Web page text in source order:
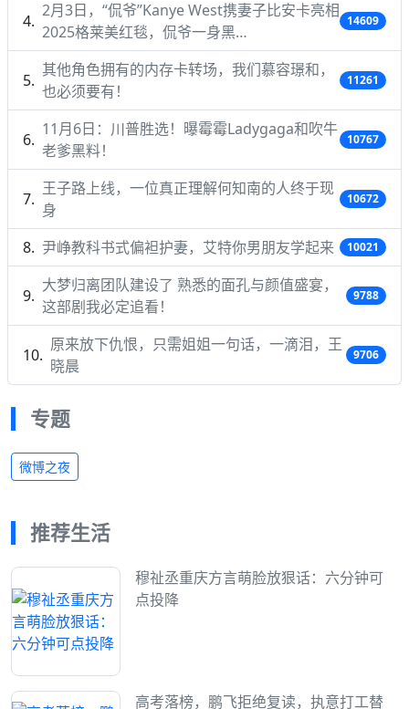
2月3日，“侃爷”Kanye West携妻子比安卡亮相
2025格莱美红毯，侃爷一身黑…
14609
其他角色拥有的内存卡转场，我们慕容璟和，
也必须要有！
11261
11月6日：川普胜选！曝霉霉Ladygaga和吹牛
老爹黑料！
10767
王子路上线，一位真正理解何知南的人终于现
身
10672
尹峥教科书式偏袒护妻，艾特你男朋友学起来 10021
大梦归离团队建设了 熟悉的面孔与颜值盛宴，
这部剧我必定追看！
9788
原来放下仇恨，只需姐姐一句话，一滴泪，王
晓晨
9706
专题
微博之夜
推荐生活
穆祉丞重庆方言萌脸放狠话：六分钟可
点投降
高考落榜，鹏飞拒绝复读，执意打工替